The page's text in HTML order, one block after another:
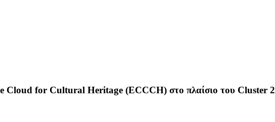
Cloud for Cultural Heritage (ECCCH) στο πλαίσιο του Cluster 2